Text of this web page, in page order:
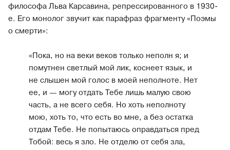
философа Льва Карсавина, репрессированного в 1930-
е. Его монолог звучит как парафраз фрагменту «Поэмы
о смерти»:
«Пока, но на веки веков только неполн я; и
помутнен светлый мой лик, коснеет язык, и
не слышен мой голос в моей неполноте. Нет
ее, и — могу отдать Тебе лишь малую свою
часть, а не всего себя. Но хоть неполноту
мою, хоть то, что есть во мне, а без остатка
отдам Тебе. Не попытаюсь оправдаться пред
Тобой: весь я зло. Не отделю от себя зла,